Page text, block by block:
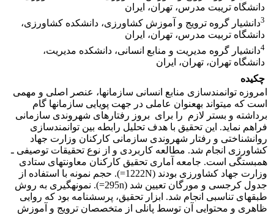
دانشگاه تریبت مدرس، تهران، ایران
3دانشیار گروه ترویج و آموزش کشاورزی، دانشکده کشاورزی،
دانشگاه تربیت مدرس، تهران، ایران
4دانشیار گروه مدیریت و منابع انسانی، دانشکده مدیریت،
دانشگاه تهران، تهران، ایران
چکیده
امروزه توانمندسازی منابع انسانی سازمان­ها، عنصر اصلی و مهمی
است که می­تواند به­عنوان عاملی در جهت پویایی سازمان­ها گام
برداشته و بستر لازم را برای بروز رفتارهای شهروندی سازمانی
فراهم نماید. این تحقیق با هدف تحلیل رابطه بین توانمندسازی
روانشناختی و رفتار شهروندی سازمانی کارکنان وزارت جهاد
کشاورزی انجام شد. مطالعه کاربردی و از نوع تحقیقات توصیفی ـ
همبستگی است. جامعه آماری تحقیق کارکنان معاونت­های ستادی
وزارت جهاد کشاورزی بودند (1222N=). حجم نمونه با استفاده از
جدول کرجسی و مورگان تعیین شد (295n=). نمونه­گیری به روش
طبقه­ای تناسبی انجام شد. ابزار تحقیق، پرسشنامه­ بود که روایی
ظاهری و محتوایی آن توسط پانلی از متخصصان ترویج و آموزش